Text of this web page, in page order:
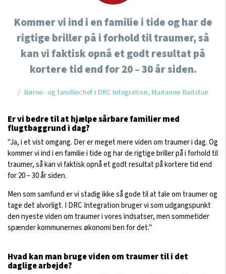
Kommer vi ind i en familie i tide og har de
rigtige briller på i forhold til traumer, så
kan vi faktisk opnå et godt resultat på
kortere tid end for 20 – 30 år siden.
/ Børne- og familiechef i DRC Integration, Marianne Badstue
Er vi bedre til at hjælpe sårbare familier med
flugtbaggrund i dag?
"Ja, i et vist omgang. Der er meget mere viden om traumer i dag. Og
kommer vi ind i en familie i tide og har de rigtige briller på i forhold til
traumer, så kan vi faktisk opnå et godt resultat på kortere tid end
for 20 – 30 år siden.
Men som samfund er vi stadig ikke så gode til at tale om traumer og
tage det alvorligt. I DRC Integration bruger vi som udgangspunkt
den nyeste viden om traumer i vores indsatser, men sommetider
spænder kommunernes økonomi ben for det."
Hvad kan man bruge viden om traumer til i det
daglige arbejde?